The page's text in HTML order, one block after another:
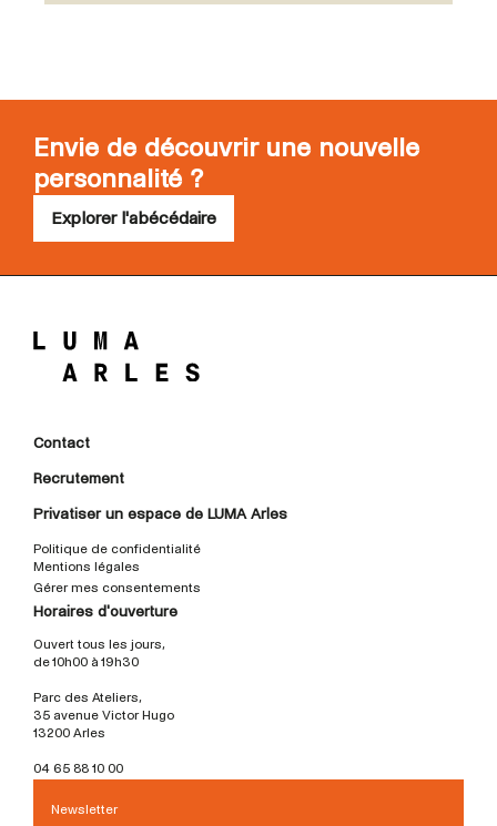
Envie de découvrir une nouvelle
personnalité ?
Explorer l'abécédaire
Contact
Recrutement
Privatiser un espace de LUMA Arles
Politique de confidentialité
Mentions légales
Gérer mes consentements
Horaires d'ouverture
Ouvert tous les jours,
de 10h00 à 19h30
Parc des Ateliers,
35 avenue Victor Hugo
13200 Arles
04 65 88 10 00
Newsletter